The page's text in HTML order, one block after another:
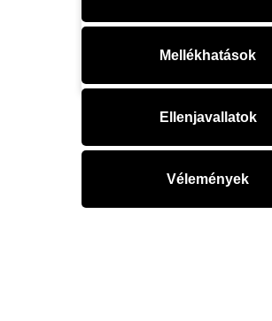
Mellékhatások
Ellenjavallatok
Vélemények